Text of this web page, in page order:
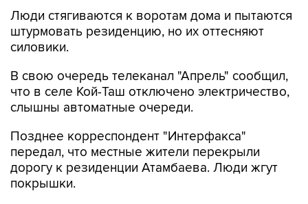
Люди стягиваются к воротам дома и пытаются
штурмовать резиденцию, но их оттесняют
силовики.
В свою очередь телеканал "Апрель" сообщил,
что в селе Кой-Таш отключено электричество,
слышны автоматные очереди.
Позднее корреспондент "Интерфакса"
передал, что местные жители перекрыли
дорогу к резиденции Атамбаева. Люди жгут
покрышки.